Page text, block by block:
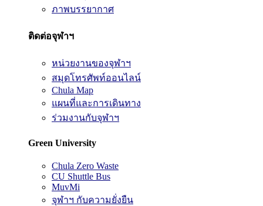
ภาพบรรยากาศ
ติดต่อจุฬาฯ
หน่วยงานของจุฬาฯ
สมุดโทรศัพท์ออนไลน์
Chula Map
แผนที่และการเดินทาง
ร่วมงานกับจุฬาฯ
Green University
Chula Zero Waste
CU Shuttle Bus
MuvMi
จุฬาฯ กับความยั่งยืน